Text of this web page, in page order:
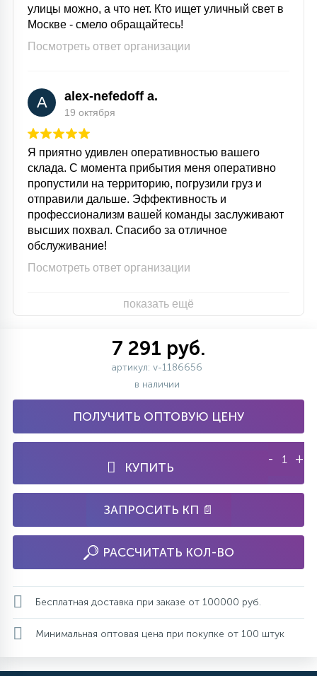
улицы можно, а что нет. Кто ищет уличный свет в
Москве - смело обращайтесь!
Посмотреть ответ организации
A alex-nefedoff a.
19 октября
Я приятно удивлен оперативностью вашего
склада. С момента прибытия меня оперативно
пропустили на территорию, погрузили груз и
отправили дальше. Эффективность и
профессионализм вашей команды заслуживают
высших похвал. Спасибо за отличное
обслуживание!
Посмотреть ответ организации
показать ещё
7 291 руб.
артикул: v-1186656
в наличии
ПОЛУЧИТЬ ОПТОВУЮ ЦЕНУ
КУПИТЬ
- +
ЗАПРОСИТЬ КП 📄
РАССЧИТАТЬ КОЛ-ВО
Бесплатная доставка при заказе от 100000 руб.
Минимальная оптовая цена при покупке от 100 штук